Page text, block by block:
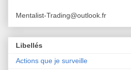
Mentalist-Trading@outlook.fr
Libellés
Actions que je surveille